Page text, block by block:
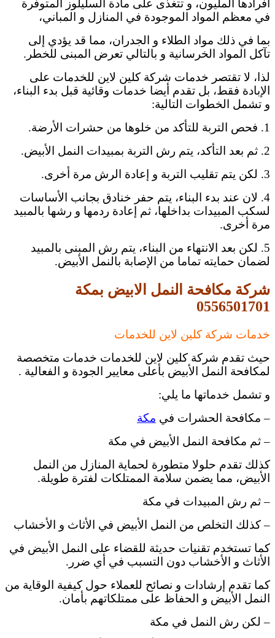
أفرادها المليون، و تتغذى على مادة السليلوز المتوفرة
في معظم المواد الموجودة في المنازل و المباني،
بما في ذلك مواد الطلاء و الجدران، مما قد يؤدي إلى
تآكل المواد الخرسانية و بالتالي تعرض المبنى للخطر.
لذا، لا تقتصر خدمات شركة كلين لاين للخدمات على
الإبادة فقط، بل تقدم أيضا خدمات وقائية قبل بدء البناء،
و تشمل الخطوات التالية:
1. فحص التربة للتأكد من خلوها من حشرات الأرضة.
2. ثم بعد التأكد، يتم رش التربة بمبيدات النمل الأبيض.
3. لكن يتم تقليب التربة و إعادة الرش مرة أخرى.
4. لان عند بدء البناء، يتم حفر خنادق بجانب الأساسات
لسكب المبيدات بداخلها، ثم إعادة ردمها و رشها بالمبيد
مرة أخرى.
5. لكن بعد الانتهاء من البناء، يتم رش المبنى بالمبيد
لضمان حمايته تماما من الإصابة بالنمل الأبيض.
شركة مكافحة النمل الابيض بمكة
0556501701
خدمات شركة كلين لاين للخدمات
حيث تقدم شركة كلين لاين للخدمات خدمات متخصصة
لمكافحة النمل الأبيض بأعلى معايير الجودة و الفعالية .
و تشمل خدماتها ما يلي:
– مكافحة الحشرات في مكة
– ثم مكافحة النمل الأبيض في مكة
كذلك تقدم حلولا متطورة لحماية المنازل من النمل
الأبيض، مما يضمن سلامة الممتلكات لفترة طويلة.
– ثم رش المبيدات في مكة
– كذلك التخلص من النمل الأبيض في الأثاث و الأخشاب
كما تستخدم تقنيات حديثة للقضاء على النمل الأبيض في
الأثاث و الأخشاب دون التسبب في أي ضرر.
كما تقدم إرشادات و نصائح للعملاء حول كيفية الوقاية من
النمل الأبيض و الحفاظ على ممتلكاتهم بأمان.
– لكن رش النمل في مكة